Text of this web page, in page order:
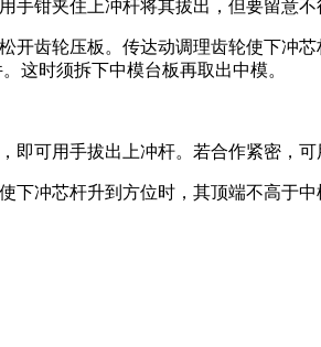
钳夹住上冲杆将其拔出，但要留意不
开齿轮压板。传达动调理齿轮使下冲
这时须拆下中模台板再取出中模。
可用手拔出上冲杆。若合作紧密，可
下冲芯杆升到方位时，其顶端不高于